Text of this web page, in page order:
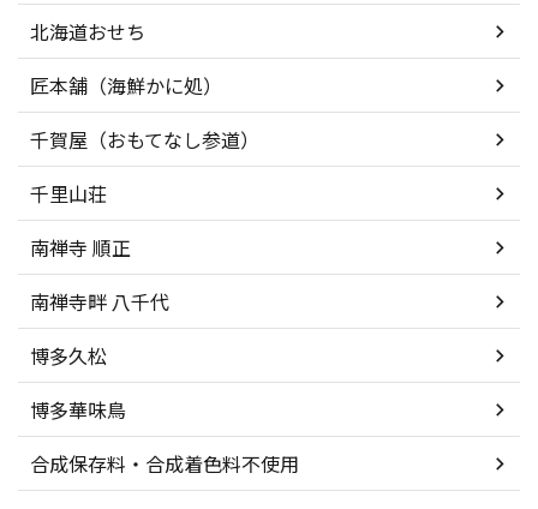
北海道おせち
匠本舗（海鮮かに処）
千賀屋（おもてなし参道）
千里山荘
南禅寺 順正
南禅寺畔 八千代
博多久松
博多華味鳥
合成保存料・合成着色料不使用